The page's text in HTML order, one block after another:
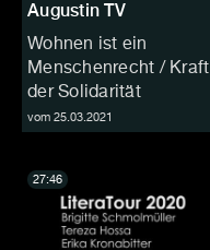
Augustin TV
Wohnen ist ein
Menschenrecht / Kraft
der Solidarität
vom 25.03.2021
27:46